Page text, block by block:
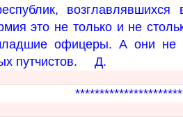
это не только и не
офицеры. А они не
путчистов. Д.